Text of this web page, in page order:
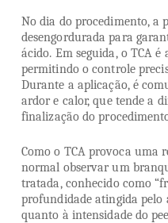
No dia do procedimento, a
desengordurada para
ácido. Em seguida, o TCA é
permitindo o controle
Durante a aplicação, é
ardor e calor, que tende a
finalização do
Como o TCA provoca uma
normal observar um
tratada, conhecido como
profundidade atingida pelo
quanto à intensidade do